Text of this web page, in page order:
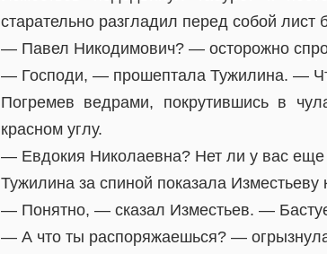
старательно разгладил перед собой лист
— Павел Никодимович? — осторожно
— Господи, — прошептала Тужилина. —
Погремев ведрами, покрутившись в
красном углу.
— Евдокия Николаевна? Нет ли у вас еще
Тужилина за спиной показала Изместьеву
— Понятно, — сказал Изместьев. —
— А что ты распоряжаешься? —